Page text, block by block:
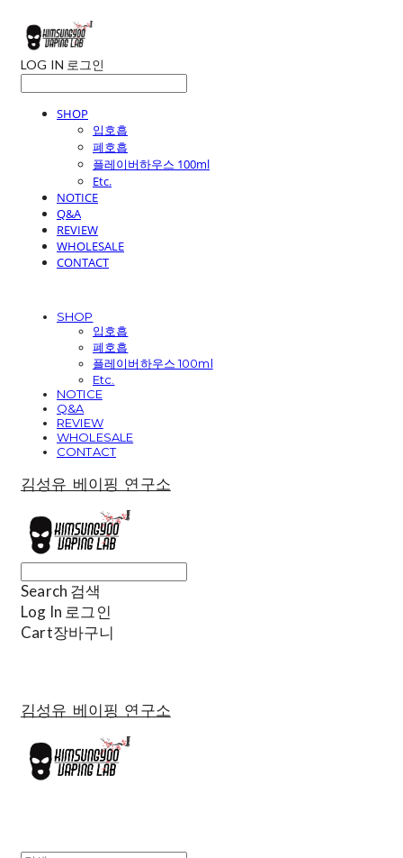
LOG IN 로그인
SHOP
입호흡
폐호흡
플레이버하우스 100ml
Etc.
NOTICE
Q&A
REVIEW
WHOLESALE
CONTACT
SHOP
입호흡
폐호흡
플레이버하우스 100ml
Etc.
NOTICE
Q&A
REVIEW
WHOLESALE
CONTACT
김성유 베이핑 연구소
Search 검색
Log In 로그인
Cart장바구니
김성유 베이핑 연구소